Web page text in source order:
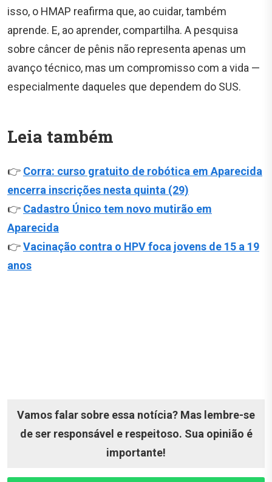
isso, o HMAP reafirma que, ao cuidar, também
aprende. E, ao aprender, compartilha. A pesquisa
sobre câncer de pênis não representa apenas um
avanço técnico, mas um compromisso com a vida —
especialmente daqueles que dependem do SUS.
Leia também
👉 Corra: curso gratuito de robótica em Aparecida
encerra inscrições nesta quinta (29)
👉 Cadastro Único tem novo mutirão em
Aparecida
👉Vacinação contra o HPV foca jovens de 15 a 19
anos
Vamos falar sobre essa notícia? Mas lembre-se
de ser responsável e respeitoso. Sua opinião é
importante!